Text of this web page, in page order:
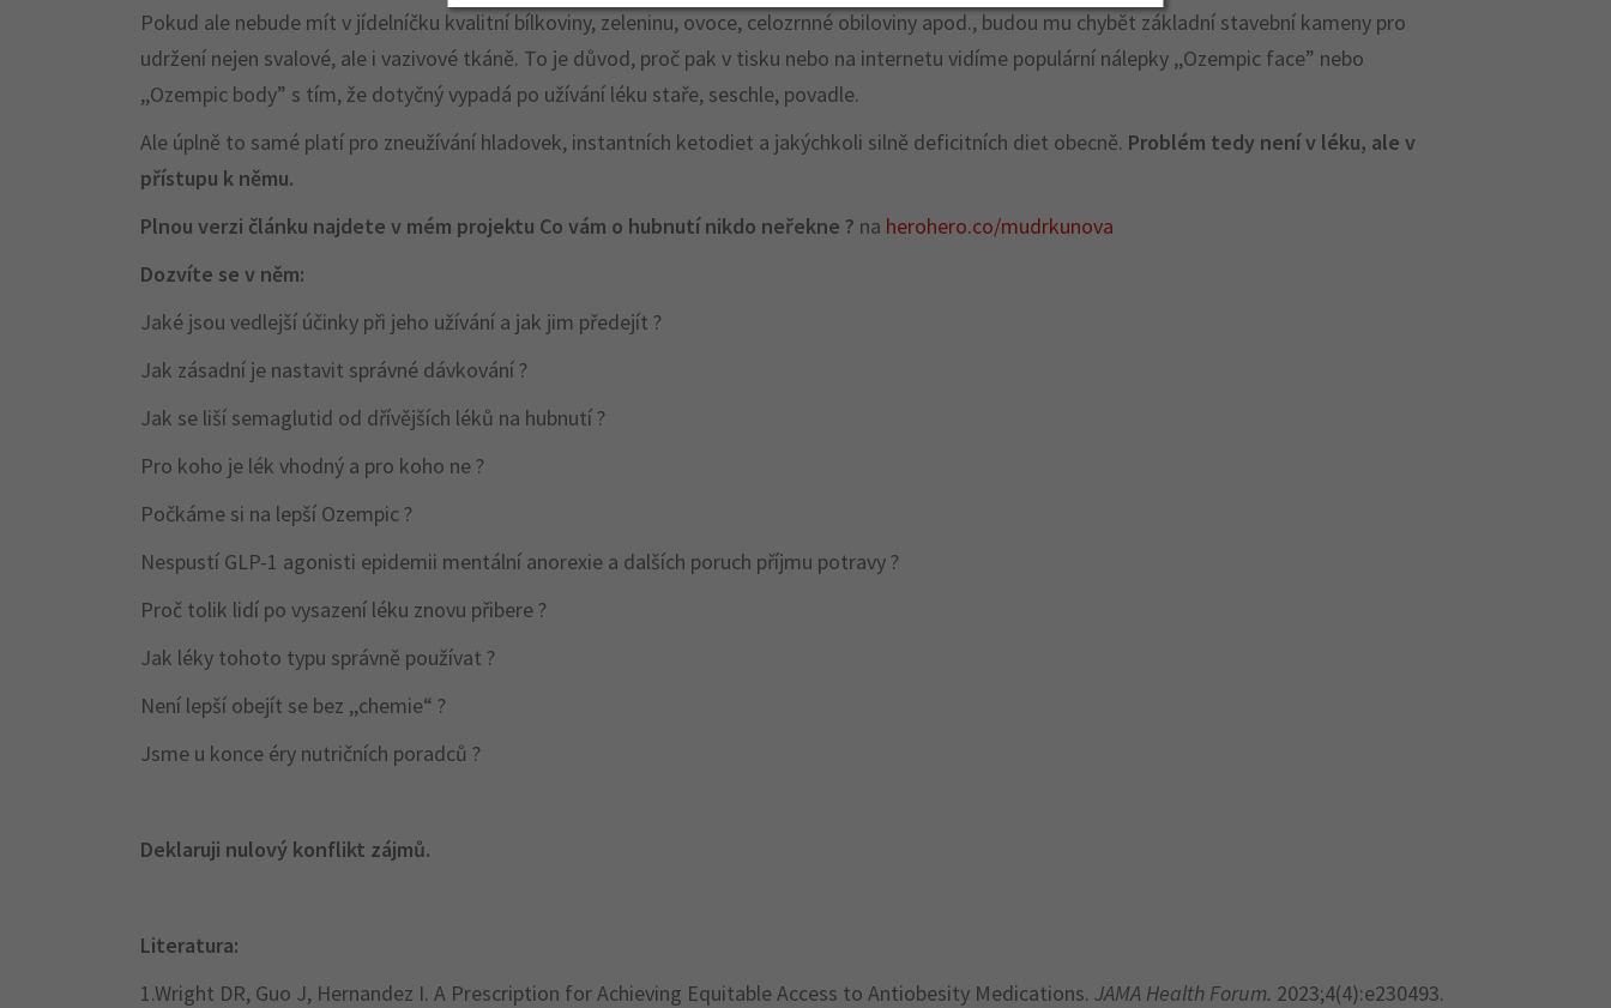
Pokud ale nebude mít v jídelníčku kvalitní bílkoviny, zeleninu, ovoce, celozrnné obiloviny apod., budou mu chybět základní stavební kameny pro
udržení nejen svalové, ale i vazivové tkáně. To je důvod, proč pak v tisku nebo na internetu vidíme populární nálepky ,,Ozempic face” nebo
,,Ozempic body” s tím, že dotyčný vypadá po užívání léku staře, seschle, povadle.
Ale úplně to samé platí pro zneužívání hladovek, instantních ketodiet a jakýchkoli silně deficitních diet obecně. Problém tedy není v léku, ale v
přístupu k němu.
Plnou verzi článku najdete v mém projektu Co vám o hubnutí nikdo neřekne ? na herohero.co/mudrkunova
Dozvíte se v něm:
Jaké jsou vedlejší účinky při jeho užívání a jak jim předejít ?
Jak zásadní je nastavit správné dávkování ?
Jak se liší semaglutid od dřívějších léků na hubnutí ?
Pro koho je lék vhodný a pro koho ne ?
Počkáme si na lepší Ozempic ?
Nespustí GLP-1 agonisti epidemii mentální anorexie a dalších poruch příjmu potravy ?
Proč tolik lidí po vysazení léku znovu přibere ?
Jak léky tohoto typu správně používat ?
Není lepší obejít se bez ,,chemie“ ?
Jsme u konce éry nutričních poradců ?
Deklaruji nulový konflikt zájmů.
Literatura:
1.Wright DR, Guo J, Hernandez I. A Prescription for Achieving Equitable Access to Antiobesity Medications. JAMA Health Forum. 2023;4(4):e230493.